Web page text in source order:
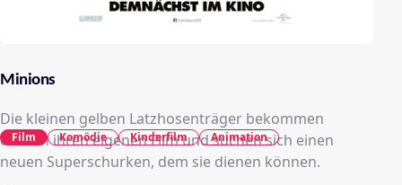
Minions
Die kleinen gelben Latzhosenträger bekommen
endlich ihren eigenen Film und suchen sich einen
neuen Superschurken, dem sie dienen können.
Film Komödie Kinderfilm Animation